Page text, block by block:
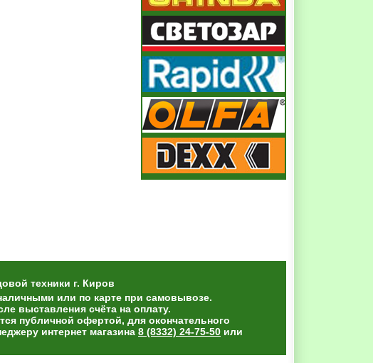
техники г. Киров
или по карте при самовывозе.
выставления счёта на оплату.
публичной офертой, для окончательного
интернет магазина 8 (8332) 24-75-50 или